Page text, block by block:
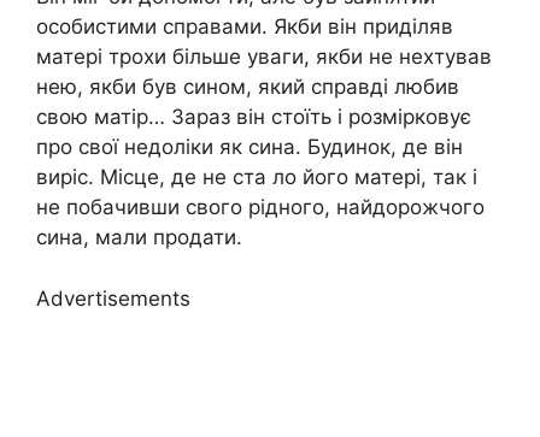
особистими справами. Якби він приділяв
матері трохи більше уваги, якби не нехтував
нею, якби був сином, який справді любив
свою матір… Зараз він стоїть і розмірковує
про свої недоліки як сина. Будинок, де він
виріс. Місце, де не ста ло його матері, так і
не побачивши свого рідного, найдорожчого
сина, мали продати.
Advertisements